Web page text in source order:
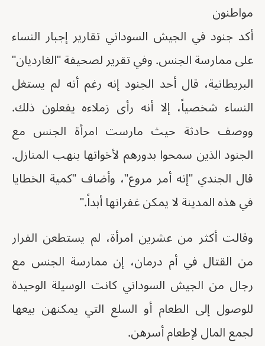
مواطنون
أكد جنود في الجيش السوداني تقارير إجبار النساء
على ممارسة الجنس. وفي تقرير لصحيفة "الغارديان"
البريطانية، قال أحد الجنود إنه رغم أنه لم يستغل
النساء شخصياً، إلا أنه رأى زملاءه يفعلون ذلك.
ووصف حادثة حيث مارست امرأة الجنس مع
الجنود الذين سمحوا بدورهم لأخواتها بنهب المنازل.
قال الجندي "إنه أمر مروع"، وأضاف "كمية الخطايا
في هذه المدينة لا يمكن غفرانها أبداً."
وقالت أكثر من عشرين امرأة، لم يستطعن الفرار
من القتال في أم درمان، إن ممارسة الجنس مع
رجال من الجيش السوداني كانت الوسيلة الوحيدة
للوصول إلى الطعام أو السلع التي يمكنهن بيعها
لجمع المال لإطعام أسرهن.